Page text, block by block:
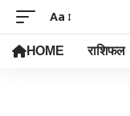
Aa
HOME राशिफल